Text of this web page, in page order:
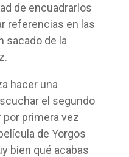
de encuadrarlos
referencias en las
sacado de la
hacer una
el segundo
por primera vez
de Yorgos
bien qué acabas